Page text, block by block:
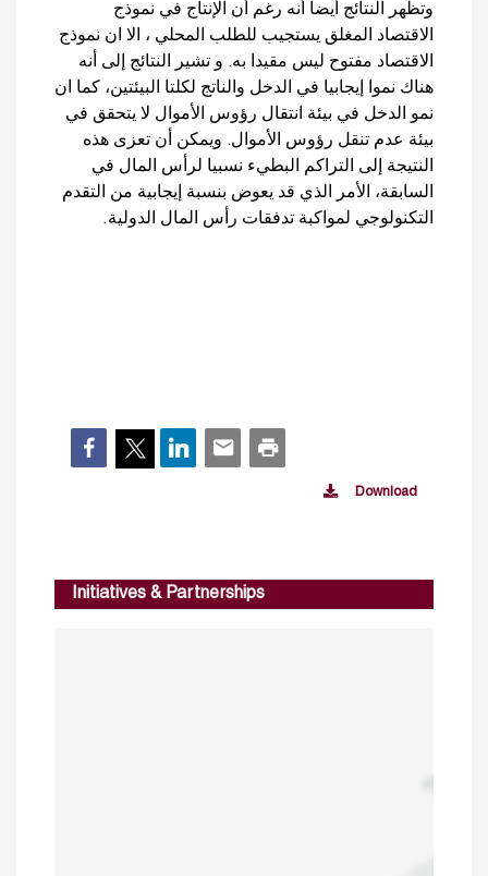
وتظهر النتائج أيضا أنه رغم أن الإنتاج في نموذج
الاقتصاد المغلق يستجيب للطلب المحلي ، الا ان نموذج
الاقتصاد مفتوح ليس مقيدا به. و تشير النتائج إلى أنه
هناك نموا إيجابيا في الدخل والناتج لكلتا البيئتين، كما ان
نمو الدخل في بيئة انتقال رؤوس الأموال لا يتحقق في
بيئة عدم تنقل رؤوس الأموال. ويمكن أن تعزى هذه
النتيجة إلى التراكم البطيء نسبيا لرأس المال في
السابقة، الأمر الذي قد يعوض بنسبة إيجابية من التقدم
التكنولوجي لمواكبة تدفقات رأس المال الدولية.
Download
Initiatives & Partnerships